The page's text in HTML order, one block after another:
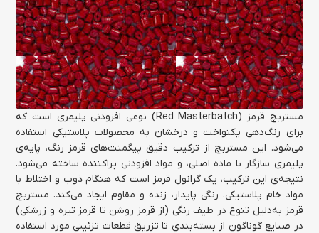
مستربچ قرمز (Red Masterbatch) نوعی افزودنی پلیمری است که
برای رنگ‌دهی یکنواخت و درخشان به محصولات پلاستیکی استفاده
می‌شود. این مستربچ از ترکیب دقیق پیگمنت‌های قرمز رنگ، پایه‌ی
پلیمری سازگار با ماده اصلی، و مواد افزودنی پراکننده ساخته می‌شود.
نتیجه‌ی این ترکیب، یک گرانول قرمز است که هنگام ذوب و اختلاط با
مواد خام پلاستیکی، رنگی پایدار، زنده و مقاوم ایجاد می‌کند. مستربچ
قرمز به‌دلیل تنوع در طیف رنگی (از قرمز روشن تا قرمز تیره و زرشکی)
در صنایع گوناگون از بسته‌بندی تا تزریق قطعات تزئینی مورد استفاده